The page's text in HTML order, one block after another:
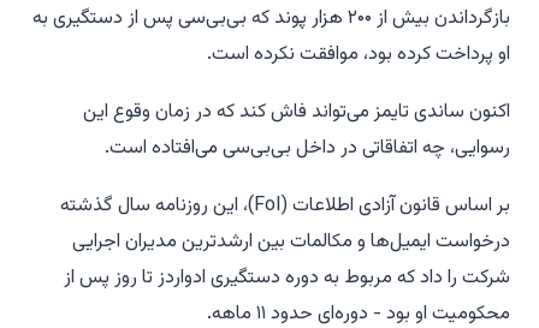
بازگرداندن بیش از ۲۰۰ هزار پوند که بی‌بی‌سی پس از دستگیری به
او پرداخت کرده بود، موافقت نکرده است.
اکنون ساندی تایمز می‌تواند فاش کند که در زمان وقوع این
رسوایی، چه اتفاقاتی در داخل بی‌بی‌سی می‌افتاده است.
بر اساس قانون آزادی اطلاعات (FoI)، این روزنامه سال گذشته
درخواست ایمیل‌ها و مکالمات بین ارشدترین مدیران اجرایی
شرکت را داد که مربوط به دوره دستگیری ادواردز تا روز پس از
محکومیت او بود - دوره‌ای حدود ۱۱ ماهه.